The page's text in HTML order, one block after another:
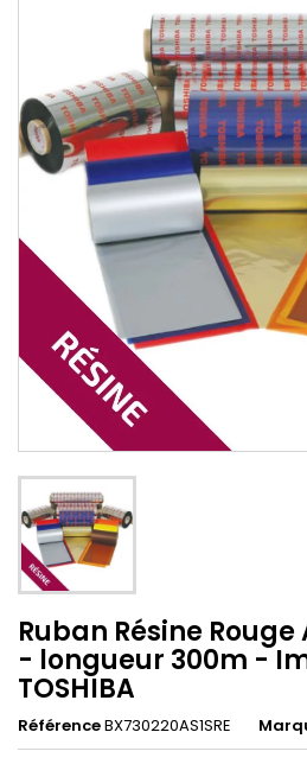
Ruban Résine Rouge
- longueur 300m -
TOSHIBA
RéférenceBX730220AS1SRE